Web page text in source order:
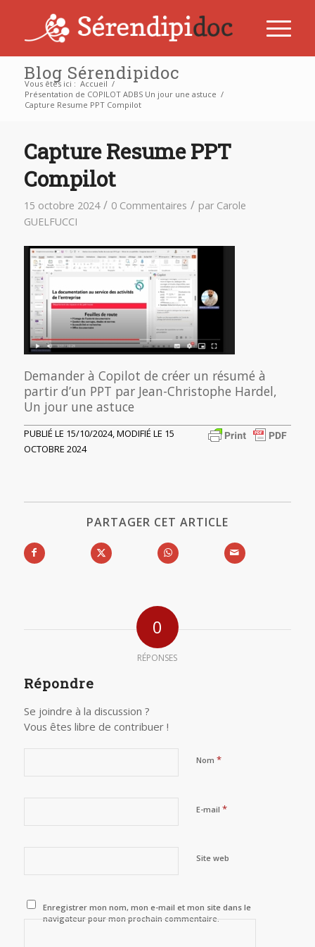
Blog Sérendipidoc
Vous êtes ici : Accueil /
Présentation de COPILOT ADBS Un jour une astuce /
Capture Resume PPT Compilot
Capture Resume PPT
Compilot
15 octobre 2024 / 0 Commentaires / par Carole
GUELFUCCI
Demander à Copilot de créer un résumé à
partir d’un PPT par Jean-Christophe Hardel,
Un jour une astuce
PUBLIÉ LE 15/10/2024, MODIFIÉ LE 15
OCTOBRE 2024
PARTAGER CET ARTICLE
0
RÉPONSES
Répondre
Se joindre à la discussion ?
Vous êtes libre de contribuer !
Nom *
E-mail *
Site web
Enregistrer mon nom, mon e-mail et mon site dans le
navigateur pour mon prochain commentaire.